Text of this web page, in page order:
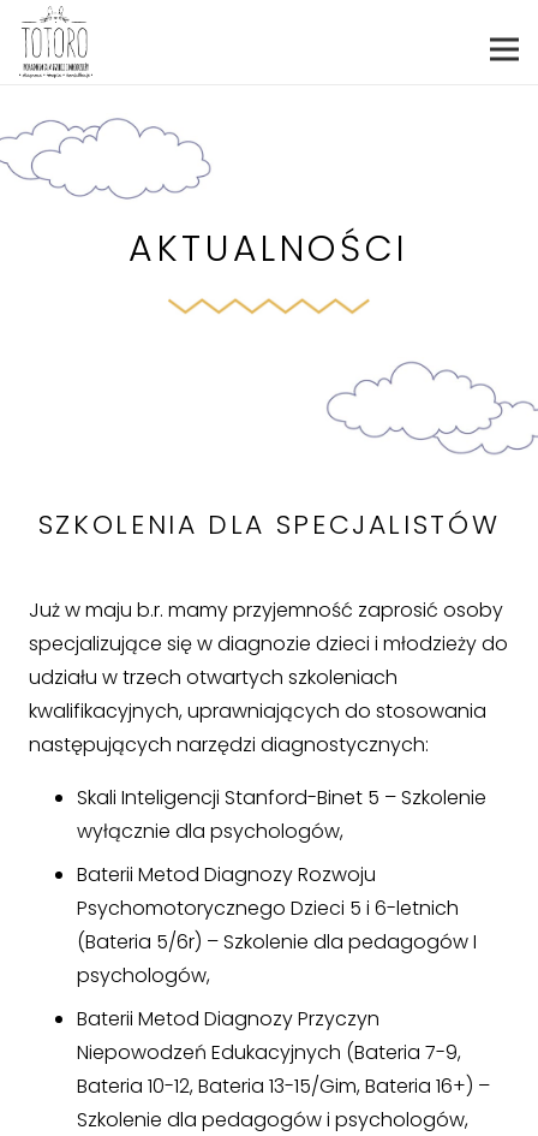
AKTUALNOŚCI
SZKOLENIA DLA SPECJALISTÓW
Już w maju b.r. mamy przyjemność zaprosić osoby
specjalizujące się w diagnozie dzieci i młodzieży do
udziału w trzech otwartych szkoleniach
kwalifikacyjnych, uprawniających do stosowania
następujących narzędzi diagnostycznych:
Skali Inteligencji Stanford-Binet 5 – Szkolenie
wyłącznie dla psychologów,
Baterii Metod Diagnozy Rozwoju
Psychomotorycznego Dzieci 5 i 6-letnich
(Bateria 5/6r) – Szkolenie dla pedagogów I
psychologów,
Baterii Metod Diagnozy Przyczyn
Niepowodzeń Edukacyjnych (Bateria 7-9,
Bateria 10-12, Bateria 13-15/Gim, Bateria 16+) –
Szkolenie dla pedagogów i psychologów,